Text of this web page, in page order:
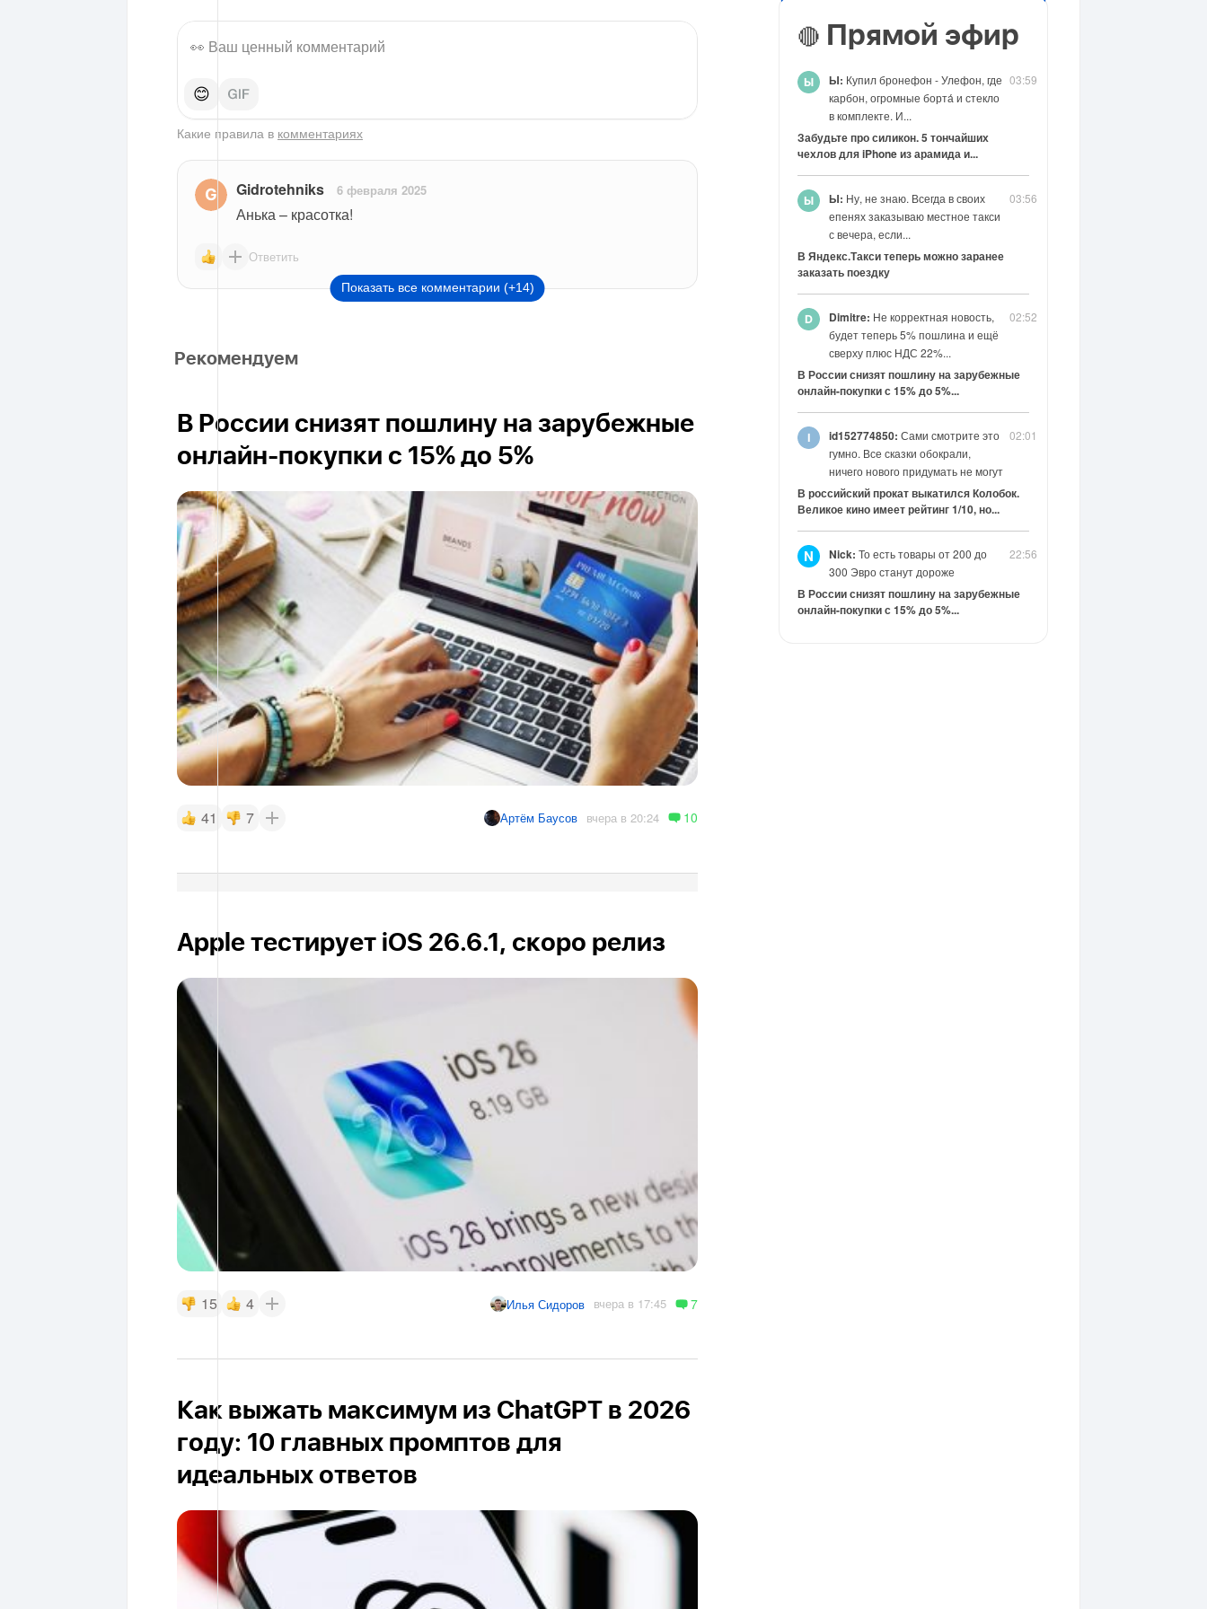
😊
Какие правила в комментариях
Gidrotehniks 6 февраля 2025
Анька – красотка!
Ответить
Показать все комментарии (+14)
Рекомендуем
В России снизят пошлину на зарубежные
онлайн-покупки с 15% до 5%
41 7 Артём Баусов вчера в 20:24 10
Apple тестирует iOS 26.6.1, скоро релиз
15 4 Илья Сидоров вчера в 17:45 7
Как выжать максимум из ChatGPT в 2026
году: 10 главных промптов для
идеальных ответов
🔴 Прямой эфир
03:59
Ы: Купил бронефон - Улефон, где
карбон, огромные борта́ и стекло
в комплекте. И...
Забудьте про силикон. 5 тончайших
чехлов для iPhone из арамида и...
03:56
Ы: Ну, не знаю. Всегда в своих
епенях заказываю местное такси
с вечера, если...
В Яндекс.Такси теперь можно заранее
заказать поездку
02:52
Dimitre: Не корректная новость,
будет теперь 5% пошлина и ещё
сверху плюс НДС 22%...
В России снизят пошлину на зарубежные
онлайн-покупки с 15% до 5%...
02:01
id152774850: Сами смотрите это
гумно. Все сказки обокрали,
ничего нового придумать не могут
В российский прокат выкатился Колобок.
Великое кино имеет рейтинг 1/10, но...
22:56
N Nick: То есть товары от 200 до
300 Эвро станут дороже
В России снизят пошлину на зарубежные
онлайн-покупки с 15% до 5%...